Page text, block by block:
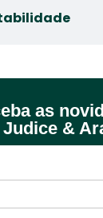
as
Judice &